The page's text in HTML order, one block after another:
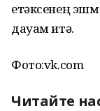
етәксенең
дауам итә.
Фото:vk.com
Читайте